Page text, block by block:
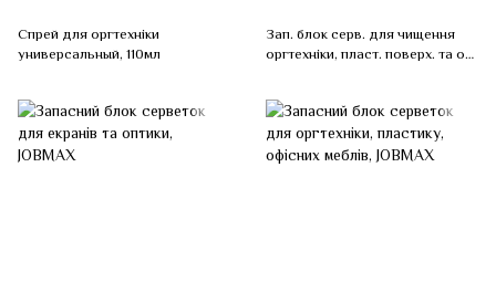
Спрей для оргтехніки
универсальный, 110мл
Зап. блок серв. для чищення
оргтехніки, пласт. поверх. та оф.